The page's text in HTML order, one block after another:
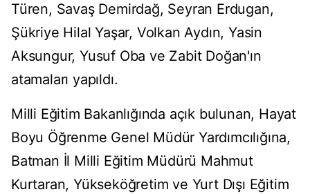
Türen, Savaş Demirdağ, Seyran Erdugan,
Şükriye Hilal Yaşar, Volkan Aydın, Yasin
Aksungur, Yusuf Oba ve Zabit Doğan'ın
atamaları yapıldı.
Milli Eğitim Bakanlığında açık bulunan, Hayat
Boyu Öğrenme Genel Müdür Yardımcılığına,
Batman İl Milli Eğitim Müdürü Mahmut
Kurtaran, Yükseköğretim ve Yurt Dışı Eğitim